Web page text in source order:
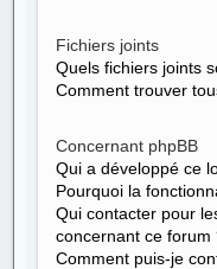
Fichiers joints
Quels fichiers joints
Comment trouver
Concernant phpBB
Qui a développé ce
Pourquoi la
Qui contacter pour
concernant ce forum
Comment puis-je